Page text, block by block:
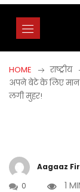
HOME
राष्ट्रीय
अपने बेटे के लिए
लगी मुहर!
Aagaaz
0
1